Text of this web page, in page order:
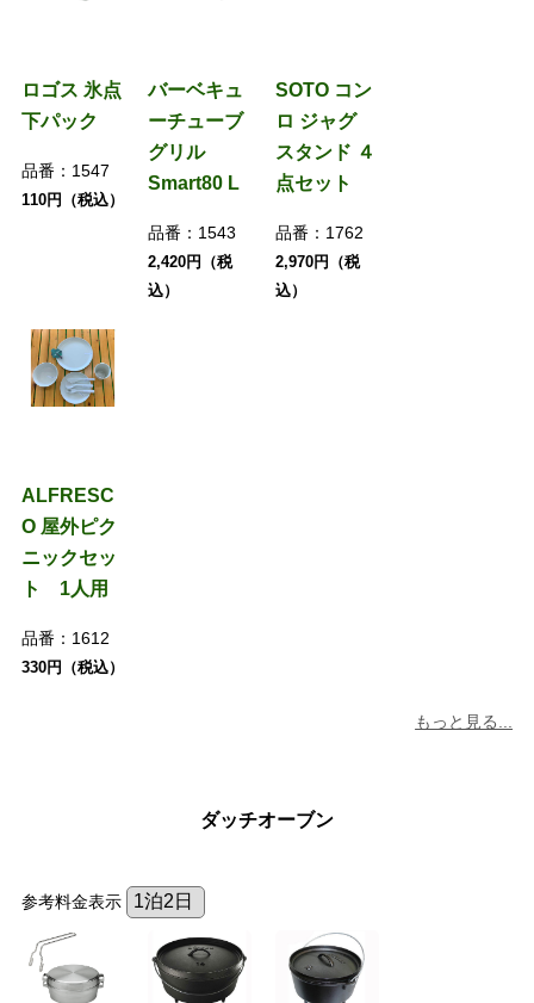
ロゴス 氷点
下パック
品番： 1547
110円（税込）
バーベキュ
ーチューブ
グリル
Smart80 L
品番： 1543
2,420円（税
込）
SOTO コン
ロ ジャグ
スタンド ４
点セット
品番： 1762
2,970円（税
込）
ALFRESC
O 屋外ピク
ニックセッ
ト 1人用
品番： 1612
330円（税込）
もっと見る...
ダッチオーブン
参考料金表示